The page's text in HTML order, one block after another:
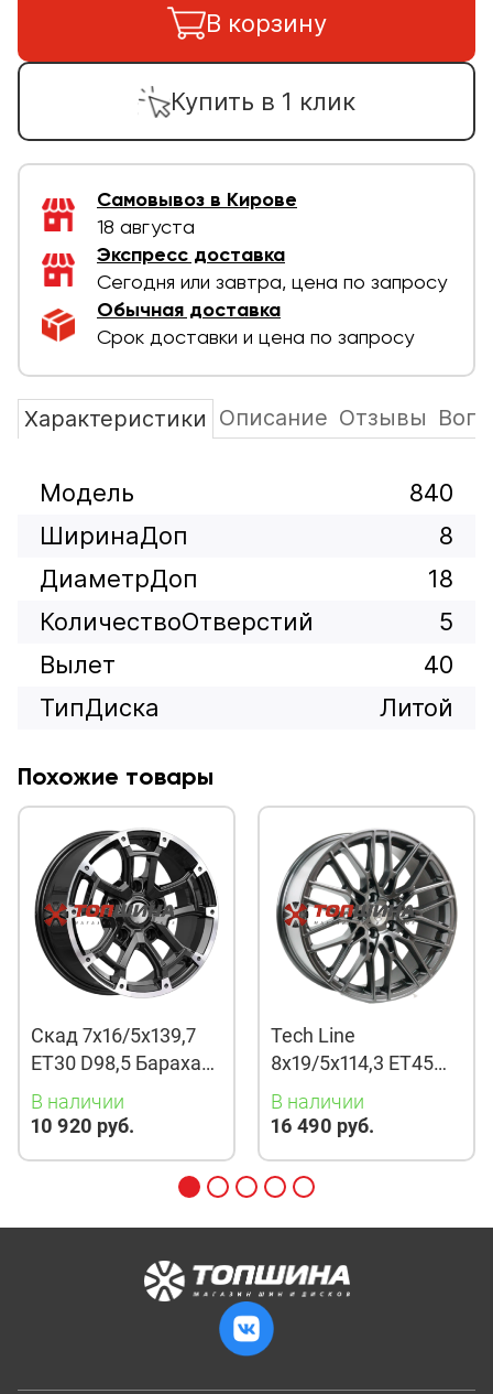
В корзину
Купить в 1 клик
Самовывоз в Кирове
18 августа
Экспресс доставка
Сегодня или завтра, цена по запросу
Обычная доставка
Срок доставки и цена по запросу
Характеристики Описание Отзывы
Модель
840
ШиринаДоп
8
ДиаметрДоп
18
КоличествоОтверстий
5
Вылет
40
ТипДиска
Литой
Похожие товары
Скад 7x16/5x139,7
ET30 D98,5 Барахас
(КЛ378) Алмаз
В наличии
10 920 руб.
Tech Line
8x19/5x114,3 ET45
D67,1 901 BMG
В наличии
16 490 руб.